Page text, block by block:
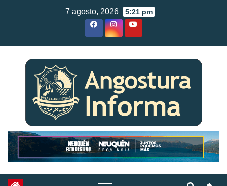
7 agosto, 2026 5:21 pm